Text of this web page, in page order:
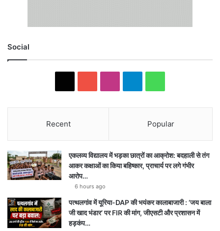
Social
Recent Popular
एकलव्य विद्यालय में भड़का छात्रों का आक्रोश: बदहाली से तंग
आकर कक्षाओं का किया बहिष्कार, प्राचार्य पर लगे गंभीर
आरोप…
6 hours ago
पत्थलगांव में यूरिया-DAP की भयंकर कालाबाजारी : ‘जय बाला
जी खाद भंडार’ पर FIR की मांग, जीएसटी और प्रशासन में
हड़कंप…